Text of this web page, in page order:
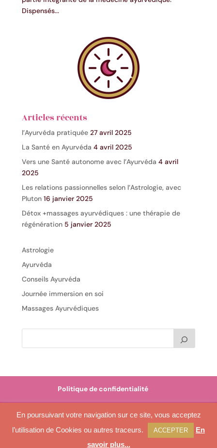
Dispensés...
Articles récents
l’Ayurvéda pratiquée 27 avril 2025
La Santé en Ayurvéda 4 avril 2025
Vers une Santé autonome avec l’Ayurvéda 4 avril
2025
Les relations passionnelles selon l’Astrologie, avec
Pluton 16 janvier 2025
Détox +massages ayurvédiques : une thérapie de
régénération 5 janvier 2025
Astrologie
Ayurvéda
Conseils Ayurvéda
Journée immersion en soi
Massages Ayurvédiques
Politique de confidentialité
Bien en Soi - 2021 - Tous droits réservés - Made by
Gaelle Neuvic.
En poursuivant votre navigation sur ce site, vous acceptez
l’utilisation de Cookies ou autres traceurs.
ACCEPTER
En
savoir plus...